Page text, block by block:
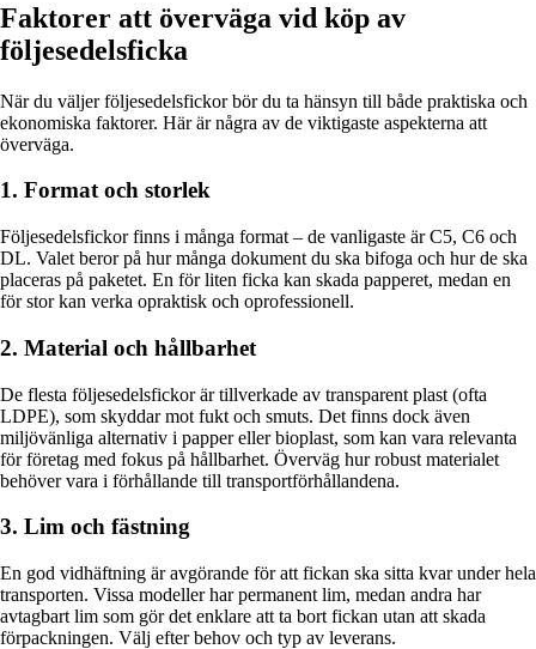
Faktorer att överväga vid köp av
följesedelsficka
När du väljer följesedelsfickor bör du ta hänsyn till både praktiska och
ekonomiska faktorer. Här är några av de viktigaste aspekterna att
överväga.
1. Format och storlek
Följesedelsfickor finns i många format – de vanligaste är C5, C6 och
DL. Valet beror på hur många dokument du ska bifoga och hur de ska
placeras på paketet. En för liten ficka kan skada papperet, medan en
för stor kan verka opraktisk och oprofessionell.
2. Material och hållbarhet
De flesta följesedelsfickor är tillverkade av transparent plast (ofta
LDPE), som skyddar mot fukt och smuts. Det finns dock även
miljövänliga alternativ i papper eller bioplast, som kan vara relevanta
för företag med fokus på hållbarhet. Överväg hur robust materialet
behöver vara i förhållande till transportförhållandena.
3. Lim och fästning
En god vidhäftning är avgörande för att fickan ska sitta kvar under hela
transporten. Vissa modeller har permanent lim, medan andra har
avtagbart lim som gör det enklare att ta bort fickan utan att skada
förpackningen. Välj efter behov och typ av leverans.